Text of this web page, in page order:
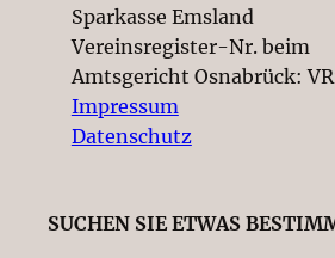
Sparkasse Emsland
Vereinsregister-Nr. beim
Amtsgericht Osnabrück:
Impressum
Datenschutz
SUCHEN SIE ETWAS